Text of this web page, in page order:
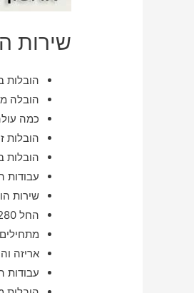
שירות
הובלות
הובלה
כמה
הובלות
הובלות
עבודות
שירות
החל 280 ₪ לדירת סטודנט בעיר באר שבע
אריזה
עבודות